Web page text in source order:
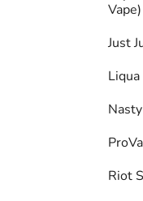
Vape)
Just
Riot